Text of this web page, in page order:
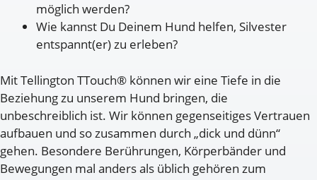
möglich werden?
Wie kannst Du Deinem Hund helfen, Silvester
entspannt(er) zu erleben?
Mit Tellington TTouch® können wir eine Tiefe in die
Beziehung zu unserem Hund bringen, die
unbeschreiblich ist. Wir können gegenseitiges Vertrauen
aufbauen und so zusammen durch „dick und dünn“
gehen. Besondere Berührungen, Körperbänder und
Bewegungen mal anders als üblich gehören zum